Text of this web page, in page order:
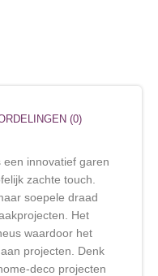
(0)
een innovatief garen
zachte touch.
soepele draad
Het
waardoor het
projecten. Denk
deco projecten